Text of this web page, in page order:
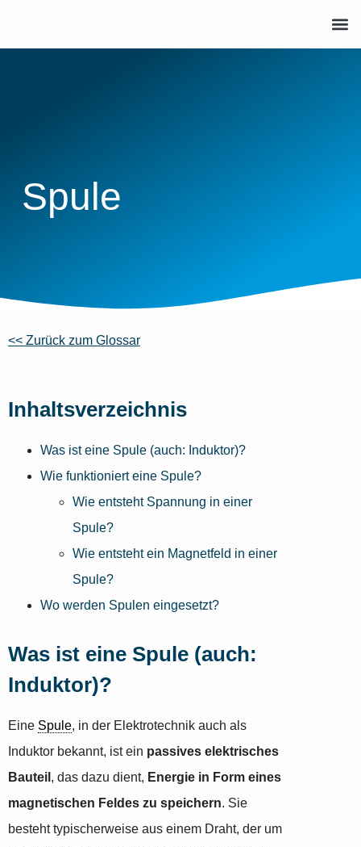
Spule
<< Zurück zum Glossar
Inhaltsverzeichnis
Was ist eine Spule (auch: Induktor)?
Wie funktioniert eine Spule?
Wie entsteht Spannung in einer
Spule?
Wie entsteht ein Magnetfeld in einer
Spule?
Wo werden Spulen eingesetzt?
Was ist eine Spule (auch:
Induktor)?
Eine Spule, in der Elektrotechnik auch als
Induktor bekannt, ist ein passives elektrisches
Bauteil , das dazu dient, Energie in Form eines
magnetischen Feldes zu speichern. Sie
besteht typischerweise aus einem Draht, der um